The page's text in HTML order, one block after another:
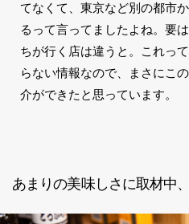
てなくて、東京など別の都市
るって言ってましたよね。要
ちが行く店は違うと。これっ
らない情報なので、まさにこ
介ができたと思っています。
あまりの美味しさに取材中